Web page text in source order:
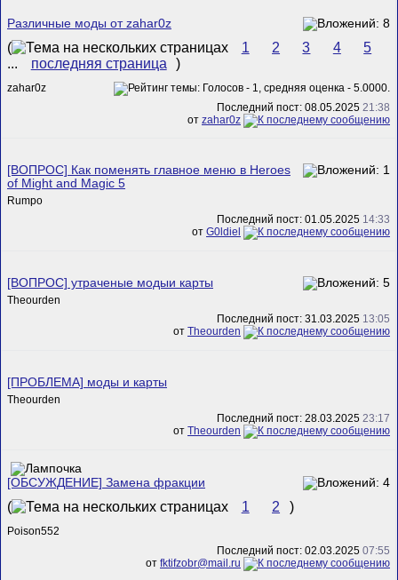
Различные моды от zahar0z
( 1 2 3 4
5
...
последняя страница )
zahar0z
Последний пост: 08.05.2025 21:38
от zahar0z
[ВОПРОС] Как поменять главное меню в Heroes
of Might and Magic 5
Rumpo
Последний пост: 01.05.2025 14:33
от G0ldiel
[ВОПРОС] утраченые модыи карты
Theourden
Последний пост: 31.03.2025 13:05
от Theourden
[ПРОБЛЕМА] моды и карты
Theourden
Последний пост: 28.03.2025 23:17
от Theourden
[ОБСУЖДЕНИЕ] Замена фракции
( 1 2 )
Poison552
Последний пост: 02.03.2025 07:55
от fktifzobr@mail.ru